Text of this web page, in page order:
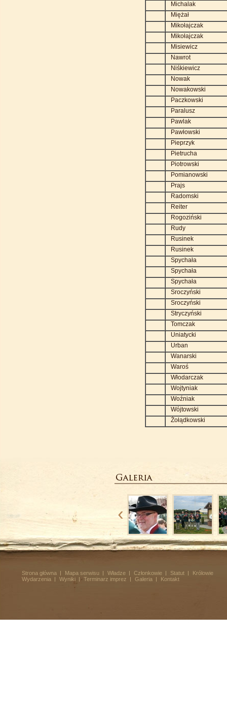
Michalak
Miężał
Mikołajczak
Mikołajczak
Misiewicz
Nawrot
Niśkiewicz
Nowak
Nowakowski
Paczkowski
Paralusz
Pawlak
Pawłowski
Pieprzyk
Pietrucha
Piotrowski
Pomianowski
Prajs
Radomski
Reiter
Rogoziński
Rudy
Rusinek
Rusinek
Spychała
Spychała
Spychała
Sroczyński
Sroczyński
Stryczyński
Tomczak
Uniatycki
Urban
Wanarski
Waroś
Włodarczak
Wojtyniak
Woźniak
Wójtowski
Żołądkowski
Strona główna Mapa serwisu Władze Członkowie Statut
Królowie
Wydarzenia
Wyniki Terminarz imprez Galeria Kontakt